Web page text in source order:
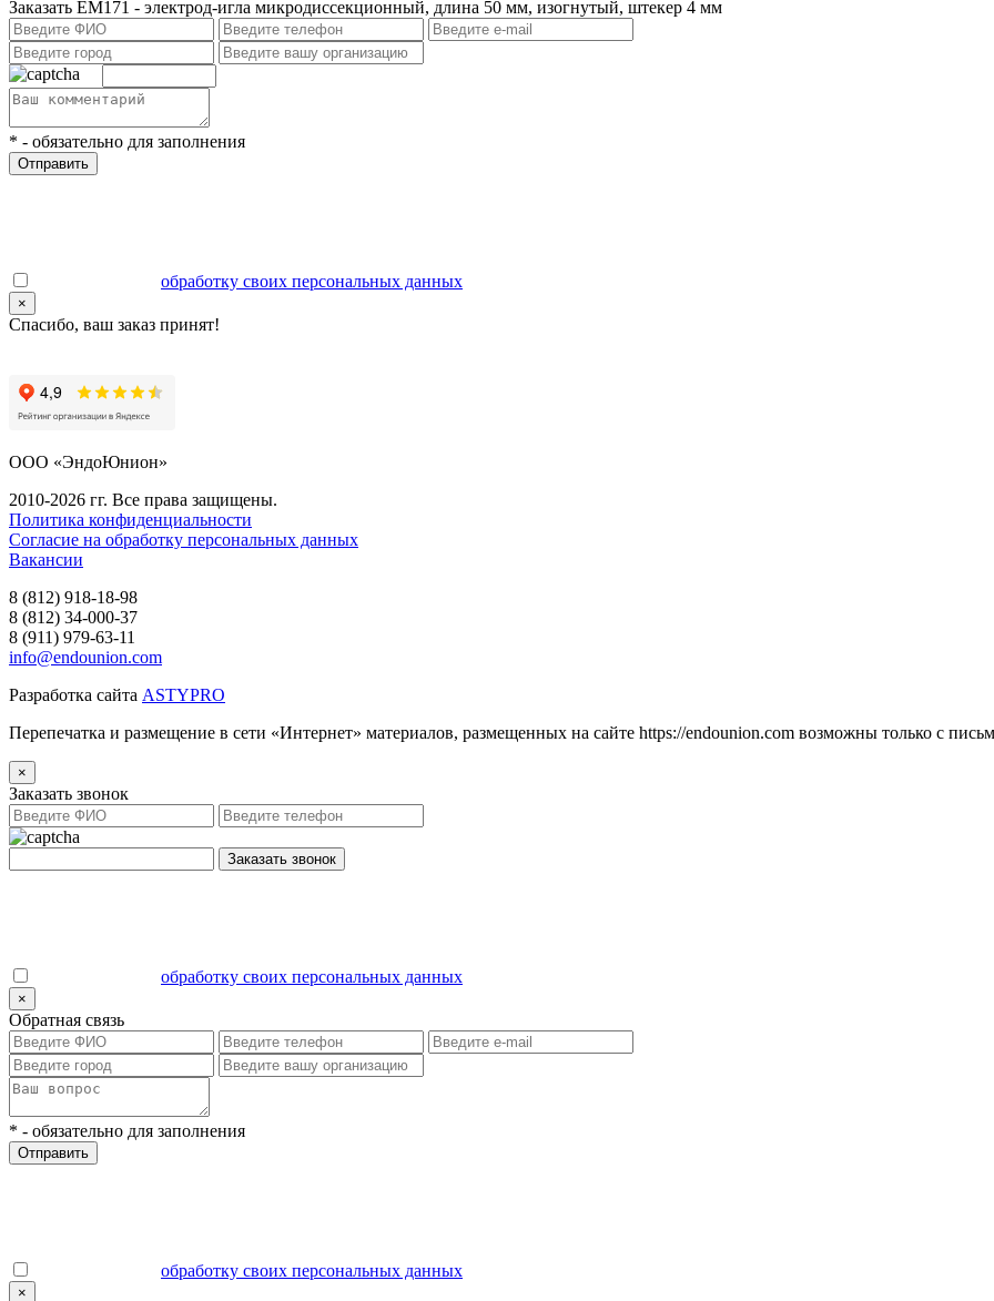
Заказать ЕМ171 - электрод-игла микродиссекционный, длина 50 мм, изогнутый, штекер 4 мм
* - обязательно для заполнения
Отправить
обработку своих персональных данных
×
Спасибо, ваш заказ принят!
ООО «ЭндоЮнион»
2010-2026 гг. Все права защищены.
Политика конфиденциальности
Согласие на обработку персональных данных
Вакансии
8 (812) 918-18-98
8 (812) 34-000-37
8 (911) 979-63-11
info@endounion.com
Разработка сайта ASTYPRO
Перепечатка и размещение в сети «Интернет» материалов, размещенных на сайте https://endounion.com возможны только с
×
Заказать звонок
Заказать звонок
обработку своих персональных данных
×
Обратная связь
* - обязательно для заполнения
Отправить
обработку своих персональных данных
×